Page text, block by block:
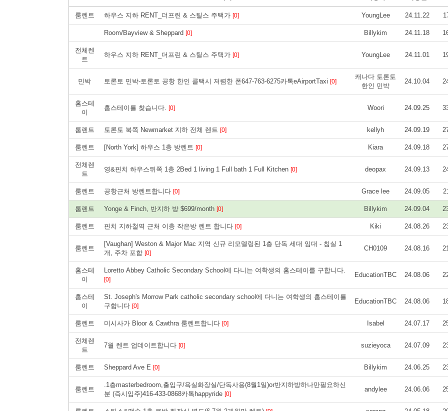
룸렌트 하우스 지하 RENT_더프린 & 스틸스 주택가 [0] YoungLee 24.11.22
Room/Bayview & Sheppard [0] Billykim 24.11.18
전체렌
트
하우스 지하 RENT_더프린 & 스틸스 주택가 [0] YoungLee 24.11.01
민박 토론토 민박-토론토 공항 한인 콜택시 저렴한 폰647-763-6275카톡eAirportTaxi [0]
캐나다 토론토
한인 민박
24.10.04
홈스테
이
홈스테이를 찾습니다. [0] Woori 24.09.25
룸렌트 토론토 북쪽 Newmarket 지하 전체 렌트 [0] kellyh 24.09.19
룸렌트 [North York] 하우스 1층 방렌트 [0] Kiara 24.09.18
전체렌
트
영&핀치 하우스뒤쪽 1층 2Bed 1 living 1 Full bath 1 Full Kitchen [0] deopax 24.09.13
룸렌트 공항근처 방렌트합니다 [0] Grace lee 24.09.05
룸렌트 Yonge & Finch, 반지하 방 $699/month [0] Billykim 24.09.04
룸렌트 핀치 지하철역 근처 이층 작은방 렌트 합니다 [0] Kiki 24.08.26
룸렌트
[Vaughan] Weston & Major Mac 지역 신규 리모델링된 1층 단독 세대 임대 - 침실 1
개, 주차 포함 [0]
CH0109 24.08.16
홈스테
이
Loretto Abbey Catholic Secondary School에 다니는 여학생의 홈스테이를 구합니다.
[0]
EducationTBC 24.08.06
홈스테
이
St. Joseph's Morrow Park catholic secondary school에 다니는 여학생의 홈스테이를
구합니다 [0]
EducationTBC 24.08.06
룸렌트 미시사가 Bloor & Cawthra 룸렌트합니다 [0] Isabel 24.07.17
전체렌
트
7월 렌트 업데이트합니다 [0] suzieyoca 24.07.09
룸렌트 Sheppard Ave E [0] Billykim 24.06.25
룸렌트
.1층masterbedroom,출입구/욕실화장실/단독사용(8월1일)or반지하방하나만필요하신
분 (즉시입주)416-433-0868카톡happyride [0]
andylee 24.06.06